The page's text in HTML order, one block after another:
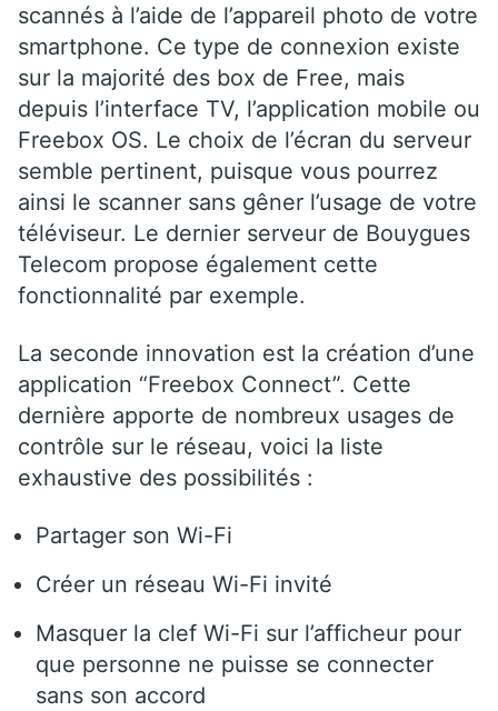
scannés à l’aide de l’appareil photo de votre
smartphone. Ce type de connexion existe
sur la majorité des box de Free, mais
depuis l’interface TV, l’application mobile ou
Freebox OS. Le choix de l’écran du serveur
semble pertinent, puisque vous pourrez
ainsi le scanner sans gêner l’usage de votre
téléviseur. Le dernier serveur de Bouygues
Telecom propose également cette
fonctionnalité par exemple.
La seconde innovation est la création d’une
application “Freebox Connect”. Cette
dernière apporte de nombreux usages de
contrôle sur le réseau, voici la liste
exhaustive des possibilités :
Partager son Wi-Fi
Créer un réseau Wi-Fi invité
Masquer la clef Wi-Fi sur l’afficheur pour
que personne ne puisse se connecter
sans son accord